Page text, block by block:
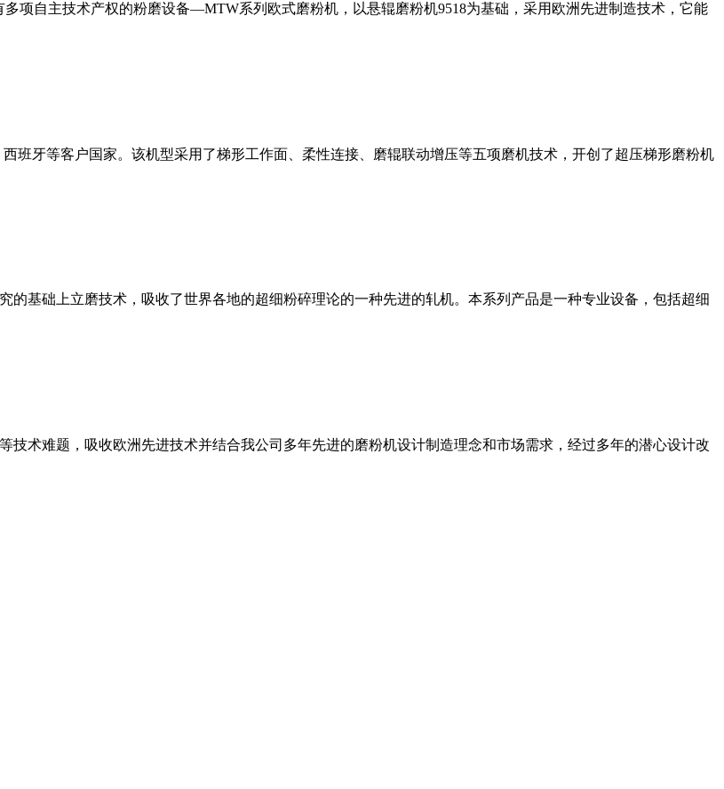
项自主技术产权的粉磨设备—MTW系列欧式磨粉机，以悬辊磨粉机9518为基础，采用欧洲先进制造技术，它能
班牙等客户国家。该机型采用了梯形工作面、柔性连接、磨辊联动增压等五项磨机技术，开创了超压梯形磨粉机
的基础上立磨技术，吸收了世界各地的超细粉碎理论的一种先进的轧机。本系列产品是一种专业设备，包括超细
技术难题，吸收欧洲先进技术并结合我公司多年先进的磨粉机设计制造理念和市场需求，经过多年的潜心设计改